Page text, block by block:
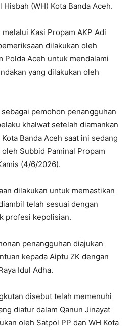
(WH) Kota Banda Aceh.
Kasi Propam AKP Adi
dilakukan oleh
Polda Aceh untuk mendalami
yang dilakukan oleh
pemohon penangguhan
khalwat setelah diamankan
Banda Aceh saat ini sedang
Subbid Paminal Propam
(4/6/2026).
dilakukan untuk memastikan
telah sesuai dengan
profesi kepolisian.
penangguhan diajukan
kepada Aiptu ZK dengan
Idul Adha.
disebut telah memenuhi
diatur dalam Qanun Jinayat
oleh Satpol PP dan WH Kota